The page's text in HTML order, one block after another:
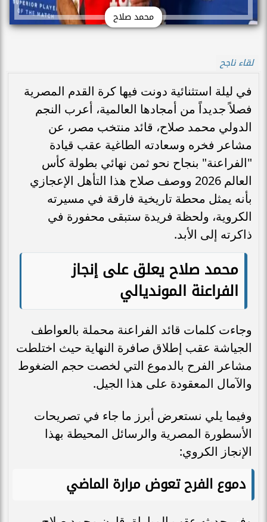
محمد صلاح
لقاء ناجح
في ليلة استثنائية دونت فيها كرة القدم المصرية
فصلاً جديداً من أمجادها العالمية، أعرب النجم
الدولي محمد صلاح، قائد منتخب مصر، عن
مشاعر فخره وسعادته الطاغية عقب قيادة
"الفراعنة" بنجاح نحو ثمن نهائي بطولة كأس
العالم 2026 ووصف صلاح هذا التأهل الإعجازي
بأنه يمثل محطة تاريخية فارقة في مسيرته
الكروية، ولحظة فريدة ستبقى محفورة في
ذاكرته إلى الأبد.
محمد صلاح يعلق على إنجاز
الفراعنة المونديالي
وجاءت كلمات قائد الفراعنة محملة بالعواطف
الجياشة عقب إطلاق صافرة النهاية حيث اختلطت
مشاعر الفرح بالدموع التي لخصت حجم الضغوط
والآمال المعقودة على هذا الجيل.
وفيما يلي نستعرض أبرز ما جاء في تصريحات
الأسطورة المصرية والرسائل المحيطة بهذا
الإنجاز الكروي:
دموع الفرح تعوض مرارة الماضي